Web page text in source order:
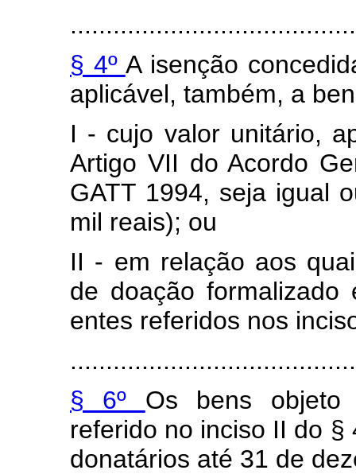
§ 4º A isenção
aplicável, também, a
I - cujo valor unitário,
Artigo VII do Acordo
GATT 1994, seja igual
mil reais); ou
II - em relação aos
de doação
entes referidos nos
§ 6º Os bens objeto
referido no inciso II do §
donatários até 31 de